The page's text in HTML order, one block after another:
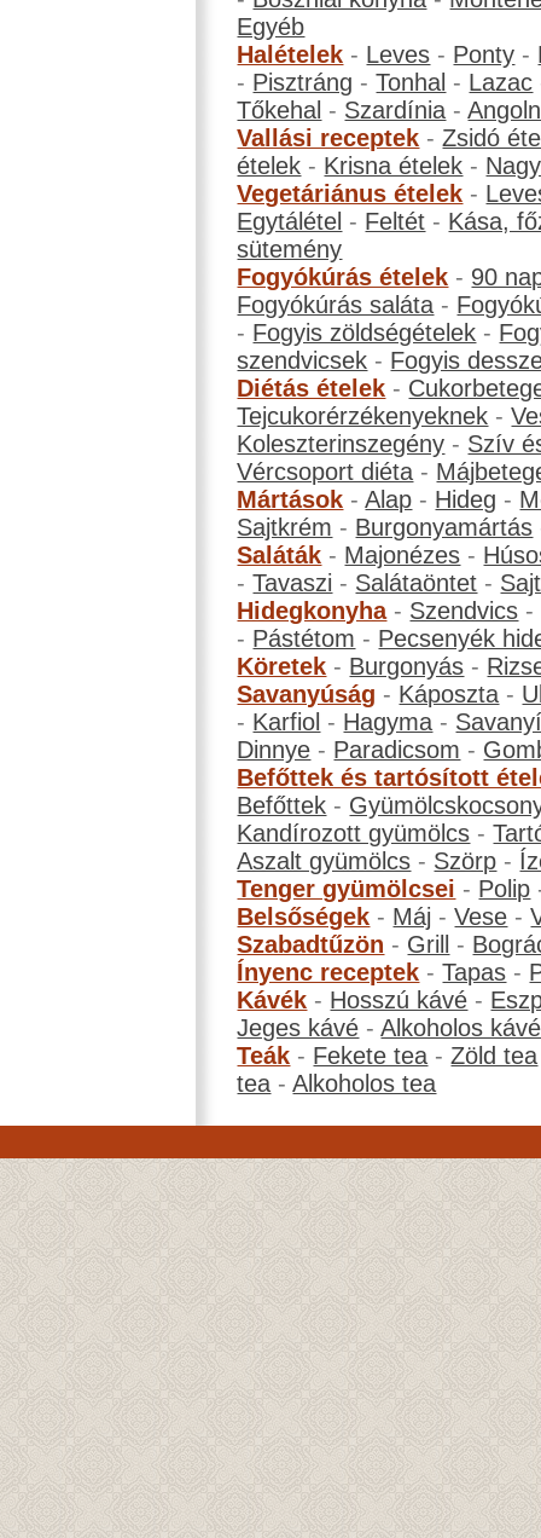
Egyéb
Halételek - Leves - Ponty -
- Pisztráng -Tonhal - Lazac
Tőkehal - Szardínia -
Vallási receptek -Zsidó
ételek - Krisna ételek -
Vegetáriánus ételek -
Egytálétel - Feltét - Kása,
sütemény
Fogyókúrás ételek - 90
Fogyókúrás saláta -
- Fogyis zöldségételek -
szendvicsek - Fogyis
Diétás ételek -
Tejcukorérzékenyeknek -
Koleszterinszegény - Szív
Vércsoport diéta -
Mártások -Alap - Hideg -
Sajtkrém - Burgonyamártás
Saláták - Majonézes -
-Tavaszi - Salátaöntet -
Hidegkonyha- Szendvics -
- Pástétom - Pecsenyék
Köretek - Burgonyás -
Savanyúság - Káposzta -
- Karfiol - Hagyma -
Dinnye - Paradicsom -
Befőttek és tartósított
Befőttek -
Kandírozott gyümölcs -
Aszalt gyümölcs - Szörp -
Tenger gyümölcsei - Polip
Belsőségek - Máj -Vese -
Szabadtűzön - Grill -
Ínyenc receptek -Tapas -
Kávék - Hosszú kávé -
Jeges kávé -Alkoholos kávé
Teák - Fekete tea -Zöld tea
tea -Alkoholos tea